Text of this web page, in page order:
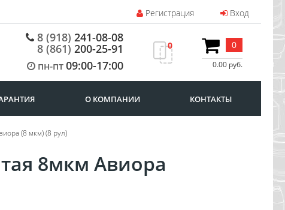
Регистрация Вход
8 (918) 241-08-08
8 (861) 200-25-91
пн-пт09:00-17:00
0 0
0.00 руб.
О КОМПАНИИ КОНТАКТЫ
(8 мкм) (8 рул)
8мкм Авиора